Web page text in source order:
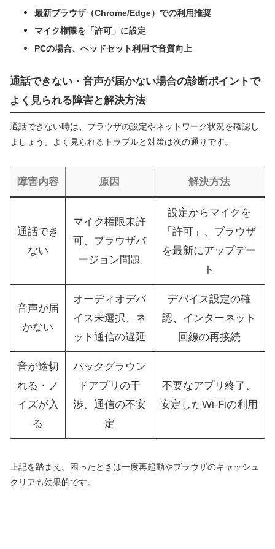
最新ブラウザ（Chrome/Edge）での利用推奨
マイク権限を「許可」に設定
PCの場合、ヘッドセット利用で音質向上
通話できない・音声が届かない場合の診断ポイントで
よく見られる障害と解決方法
通話できない時は、ブラウザの設定やネットワーク状況を確認し
ましょう。よく見られるトラブルと対策は次の通りです。
障害内容 原因 解決方法
通話でき
ない
マイク権限未許
可、ブラウザバ
ージョン問題
設定からマイクを
「許可」、ブラウザ
を最新にアップデー
ト
音声が届
かない
オーディオデバ
イス未選択、ネ
ット通信の遅延
デバイス設定の確
認、インターネット
回線の再接続
音が途切
れる・ノ
イズが入
る
バックグラウン
ドアプリの干
渉、通信の不安
定
不要なアプリ終了、
安定したWi-Fiの利用
上記を踏まえ、困ったときは一度再起動やブラウザのキャッシュ
クリアも効果的です。